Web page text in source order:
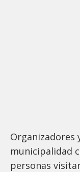
Organizadores
municipalidad
personas